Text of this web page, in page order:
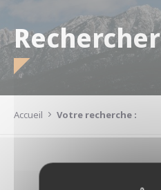
Rechercher
Accueil Votre recherche :